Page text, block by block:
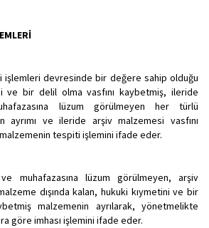
işlemleri devresinde bir değere sahip olduğu
ve bir delil olma vasfını kaybetmiş, ileride
lüzum görülmeyen her türlü
ayrımı ve ileride arşiv malzemesi vasfını
tespiti işlemini ifade eder.
ve muhafazasına lüzum görülmeyen, arşiv
dışında kalan, hukuki kıymetini ve bir
malzemenin ayrılarak, yönetmelikte
göre imhası işlemini ifade eder.